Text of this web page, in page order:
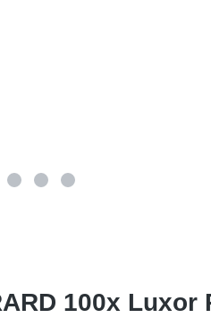
100x